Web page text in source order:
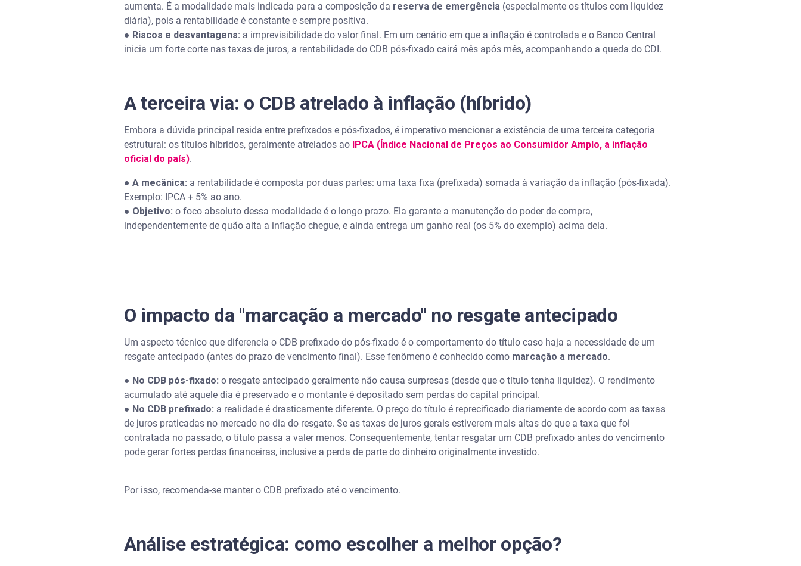
aumenta. É a modalidade mais indicada para a composição da reserva de emergência (especialmente os títulos com liquidez
diária), pois a rentabilidade é constante e sempre positiva.
● Riscos e desvantagens: a imprevisibilidade do valor final. Em um cenário em que a inflação é controlada e o Banco Central
inicia um forte corte nas taxas de juros, a rentabilidade do CDB pós-fixado cairá mês após mês, acompanhando a queda do CDI.
A terceira via: o CDB atrelado à inflação (híbrido)
Embora a dúvida principal resida entre prefixados e pós-fixados, é imperativo mencionar a existência de uma terceira categoria
estrutural: os títulos híbridos, geralmente atrelados ao IPCA (Índice Nacional de Preços ao Consumidor Amplo, a inflação
oficial do país).
● A mecânica: a rentabilidade é composta por duas partes: uma taxa fixa (prefixada) somada à variação da inflação (pós-fixada).
Exemplo: IPCA + 5% ao ano.
● Objetivo: o foco absoluto dessa modalidade é o longo prazo. Ela garante a manutenção do poder de compra,
independentemente de quão alta a inflação chegue, e ainda entrega um ganho real (os 5% do exemplo) acima dela.
O impacto da "marcação a mercado" no resgate antecipado
Um aspecto técnico que diferencia o CDB prefixado do pós-fixado é o comportamento do título caso haja a necessidade de um
resgate antecipado (antes do prazo de vencimento final). Esse fenômeno é conhecido como marcação a mercado.
● No CDB pós-fixado: o resgate antecipado geralmente não causa surpresas (desde que o título tenha liquidez). O rendimento
acumulado até aquele dia é preservado e o montante é depositado sem perdas do capital principal.
● No CDB prefixado: a realidade é drasticamente diferente. O preço do título é reprecificado diariamente de acordo com as taxas
de juros praticadas no mercado no dia do resgate. Se as taxas de juros gerais estiverem mais altas do que a taxa que foi
contratada no passado, o título passa a valer menos. Consequentemente, tentar resgatar um CDB prefixado antes do vencimento
pode gerar fortes perdas financeiras, inclusive a perda de parte do dinheiro originalmente investido.
Por isso, recomenda-se manter o CDB prefixado até o vencimento.
Análise estratégica: como escolher a melhor opção?